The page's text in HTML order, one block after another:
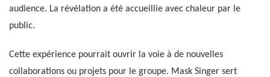
audience. La révélation a été accueillie avec chaleur par le
public.
Cette expérience pourrait ouvrir la voie à de nouvelles
collaborations ou projets pour le groupe. Mask Singer sert